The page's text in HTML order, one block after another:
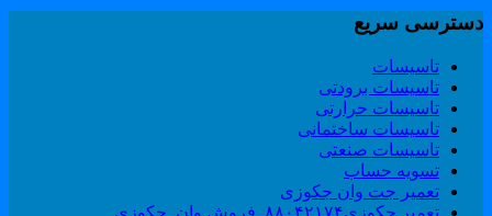
سریع
تاسیسات
تاسیسات برودتی
تاسیسات حرارتی
تاسیسات ساختمانی
تاسیسات صنعتی
تسویه حساب
تعمیر جت وان جکوزی
تعمیر جکوزی۸۸۰۴۲۱۷۴_فروش وان_جکوزی